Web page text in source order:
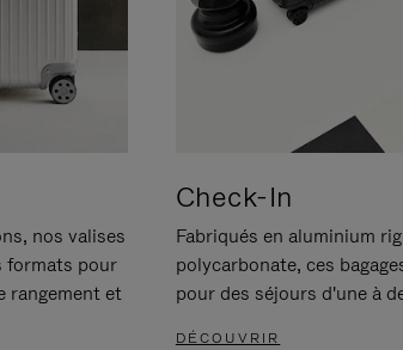
nos valises
formats pour
rangement et
Check-In
Fabriqués en aluminium
polycarbonate, ces
pour des séjours d'une à
DÉCOUVRIR